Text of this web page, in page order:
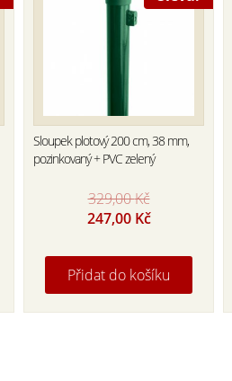
Sloupek plotový 200 cm, 38 mm,
pozinkovaný + PVC zelený
329,00Kč
Original
329,00 Kč.
247,00 KčCurrent
247,00 Kč.
Přidat do košíku